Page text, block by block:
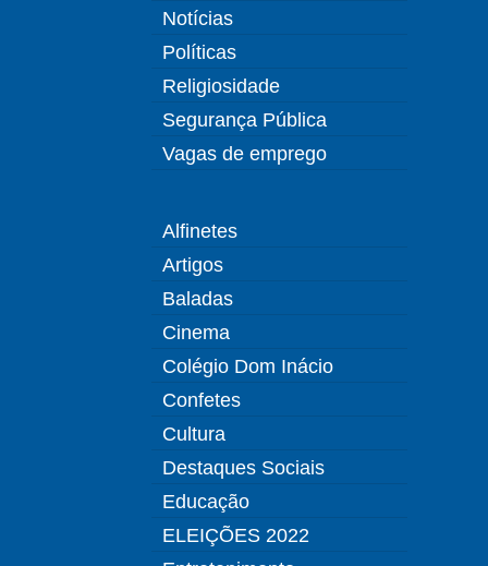
Notícias
Políticas
Religiosidade
Segurança Pública
Vagas de emprego
Alfinetes
Artigos
Baladas
Cinema
Colégio Dom Inácio
Confetes
Cultura
Destaques Sociais
Educação
ELEIÇÕES 2022